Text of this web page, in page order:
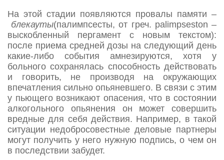
На этой стадии появляются провалы памяти –
блекауты(палимпсесты, от греч. palimpseston –
выскобленный пергамент с новым текстом):
после приема средней дозы на следующий день
какие-либо события амнезируются, хотя у
больного сохранялась способность действовать
и говорить, не производя на окружающих
впечатления сильно опьяневшего. В связи с этим
у пьющего возникают опасения, что в состоянии
алкогольного опьянения он может совершить
вредные для себя действия. Например, в такой
ситуации недобросовестные деловые партнеры
могут получить у него нужную подпись, о чем он
в последствии забудет.